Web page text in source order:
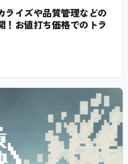
ライズや品質管理などの
！お値打ち価格でのトラ